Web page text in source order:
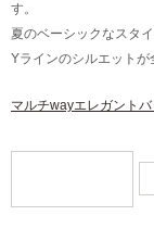
す。
夏のベーシックなスタ
Yラインのシルエットが
マルチwayエレガント